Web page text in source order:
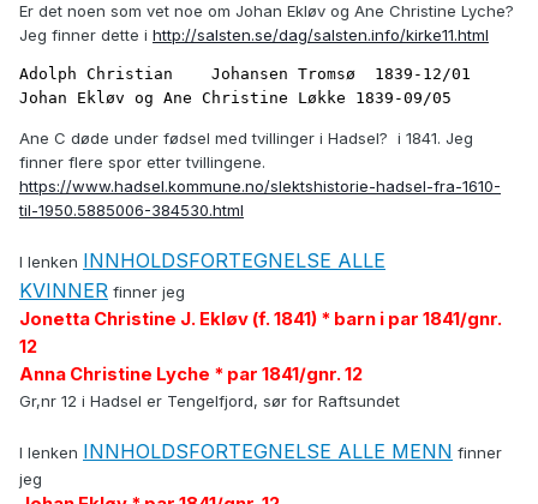
Er det noen som vet noe om Johan Ekløv og Ane Christine Lyche?
Jeg finner dette i http://salsten.se/dag/salsten.info/kirke11.html
Adolph Christian    Johansen Tromsø  1839-12/01
Johan Ekløv og Ane Christine Løkke 1839-09/05
Ane C døde under fødsel med tvillinger i Hadsel? i 1841. Jeg
finner flere spor etter tvillingene.
https://www.hadsel.kommune.no/slektshistorie-hadsel-fra-1610-
til-1950.5885006-384530.html
I lenken INNHOLDSFORTEGNELSE ALLE
KVINNER finner jeg
Jonetta Christine J. Ekløv (f. 1841) * barn i par 1841/gnr.
12
Anna Christine Lyche * par 1841/gnr. 12
Gr,nr 12 i Hadsel er Tengelfjord, sør for Raftsundet
I lenken INNHOLDSFORTEGNELSE ALLE MENN finner
jeg